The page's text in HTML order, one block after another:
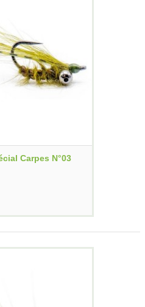
Carpes N°03